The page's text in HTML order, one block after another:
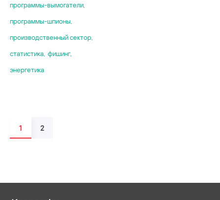
программы-вымогатели
программы-шпионы
производственный сектор
статистика фишинг
энергетика
1 2